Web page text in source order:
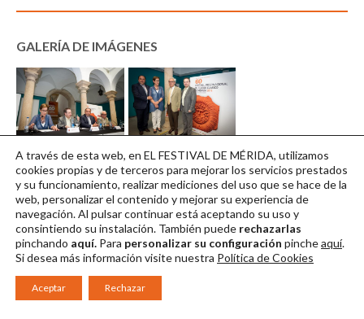
GALERÍA DE IMÁGENES
III Encuentro con
los clásicos RP
Descargar en alta
III Encuentro con
los clásicos RP
Descargar en alta
A través de esta web, en EL FESTIVAL DE MÉRIDA, utilizamos
cookies propias y de terceros para mejorar los servicios prestados
y su funcionamiento, realizar mediciones del uso que se hace de la
web, personalizar el contenido y mejorar su experiencia de
navegación. Al pulsar continuarestá aceptando su uso y
consintiendo su instalación. También puede rechazarlas
pinchando aquí. Para personalizar su configuración pincheaquí.
Si desea más información visite nuestra Política de Cookies
Aceptar Rechazar